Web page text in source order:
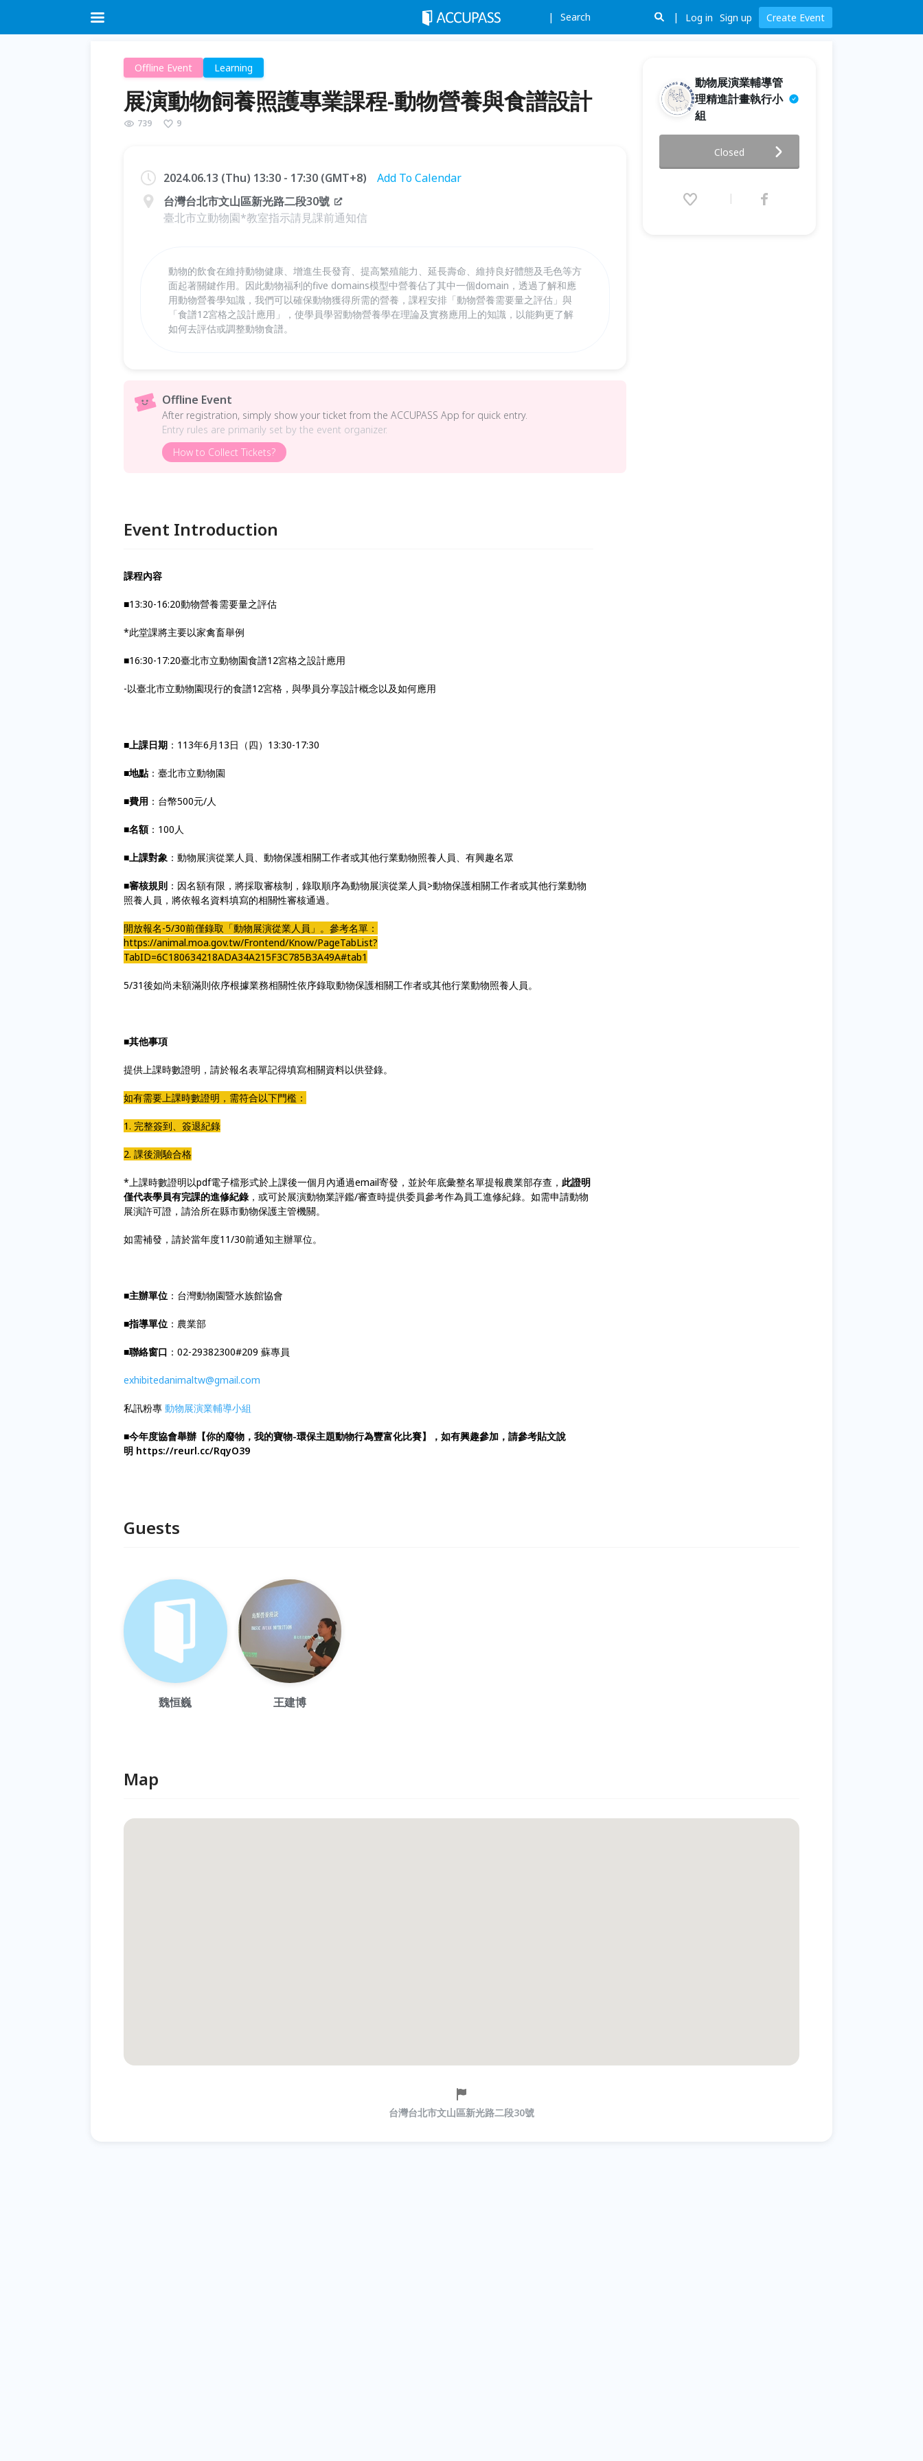
Search Log in Sign up Create Event
Offline Event Learning
展演動物飼養照護專業課程-動物營養與食譜設計
739 9
2024.06.13 (Thu) 13:30 - 17:30 (GMT+8)
Add To Calendar
台灣台北市文山區新光路二段30號
臺北市立動物園*教室指示請見課前通知信
動物的飲食在維持動物健康、增進生長發育、提高繁殖能力、延長壽命、維持良好體態及毛色等方
面起著關鍵作用。因此動物福利的five domains模型中營養佔了其中一個domain，透過了解和應
用動物營養學知識，我們可以確保動物獲得所需的營養，課程安排「動物營養需要量之評估」與
「食譜12宮格之設計應用」，使學員學習動物營養學在理論及實務應用上的知識，以能夠更了解
如何去評估或調整動物食譜。
Offline Event
After registration, simply show your ticket from the ACCUPASS App for quick entry.
Entry rules are primarily set by the event organizer.
How to Collect Tickets?
Event Introduction
課程內容
■13:30-16:20動物營養需要量之評估
*此堂課將主要以家禽畜舉例
■16:30-17:20臺北市立動物園食譜12宮格之設計應用
-以臺北市立動物園現行的食譜12宮格，與學員分享設計概念以及如何應用
■上課日期 ：113年6月13日（四）13:30-17:30
■地點：臺北市立動物園
■費用 ：台幣500元/人
■名額：100人
■上課對象 ：動物展演從業人員、動物保護相關工作者或其他行業動物照養人員、有興趣名眾
■審核規則 ：因名額有限，將採取審核制，錄取順序為動物展演從業人員>動物保護相關工作者或其他行業動物
照養人員，將依報名資料填寫的相關性審核通過。
開放報名-5/30前僅錄取「動物展演從業人員」。參考名單：
https://animal.moa.gov.tw/Frontend/Know/PageTabList?
TabID=6C180634218ADA34A215F3C785B3A49A#tab1
5/31後如尚未額滿則依序根據業務相關性依序錄取動物保護相關工作者或其他行業動物照養人員。
■其他事項
提供上課時數證明，請於報名表單記得填寫相關資料以供登錄。
如有需要上課時數證明，需符合以下門檻：
1. 完整簽到、簽退紀錄
2. 課後測驗合格
*上課時數證明以pdf電子檔形式於上課後一個月內通過email寄發，並於年底彙整名單提報農業部存查， 此證明
僅代表學員有完課的進修紀錄 ，或可於展演動物業評鑑/審查時提供委員參考作為員工進修紀錄。如需申請動物
展演許可證，請洽所在縣市動物保護主管機關。
如需補發，請於當年度11/30前通知主辦單位。
■主辦單位 ：台灣動物園暨水族館協會
■指導單位 ：農業部
■聯絡窗口 ：02-29382300#209 蘇專員
exhibitedanimaltw@gmail.com
私訊粉專 動物展演業輔導小組
■今年度協會舉辦【你的廢物，我的寶物-環保主題動物行為豐富化比賽】， 如有興趣參加，請參考貼文說
明 https://reurl.cc/RqyO39
動物展演業輔導管
理精進計畫執行小
組
營養與食譜設計
2024.06.13 (Thu) 13:30 - 17:30
Closed
Guests
魏恒巍 王建博
Map
台灣台北市文山區新光路二段30號